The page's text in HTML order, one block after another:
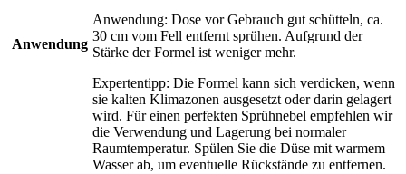
Anwendung
Anwendung: Dose vor Gebrauch gut schütteln, ca.
30 cm vom Fell entfernt sprühen. Aufgrund der
Stärke der Formel ist weniger mehr.
Expertentipp: Die Formel kann sich verdicken, wenn
sie kalten Klimazonen ausgesetzt oder darin gelagert
wird. Für einen perfekten Sprühnebel empfehlen wir
die Verwendung und Lagerung bei normaler
Raumtemperatur. Spülen Sie die Düse mit warmem
Wasser ab, um eventuelle Rückstände zu entfernen.